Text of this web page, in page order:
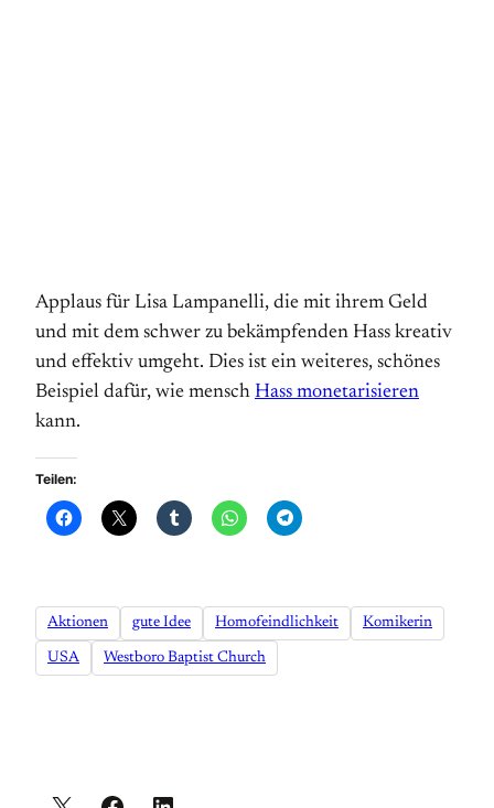
Applaus für Lisa Lampanelli, die mit ihrem Geld
und mit dem schwer zu bekämpfenden Hass kreativ
und effektiv umgeht. Dies ist ein weiteres, schönes
Beispiel dafür, wie mensch Hass monetarisieren
kann.
Teilen:
Aktionen gute Idee Homofeindlichkeit Komikerin
USA Westboro Baptist Church